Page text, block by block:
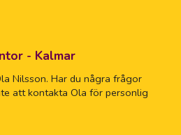
- Kalmar
Nilsson. Har du några frågor
att kontakta Ola för personlig